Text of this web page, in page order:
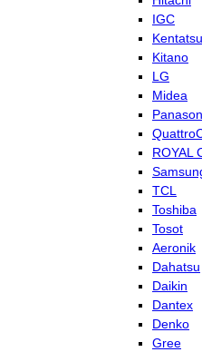
IGC
Kentatsu
Kitano
LG
Midea
ROYAL
TCL
Toshiba
Tosot
Aeronik
Dahatsu
Daikin
Dantex
Denko
Gree